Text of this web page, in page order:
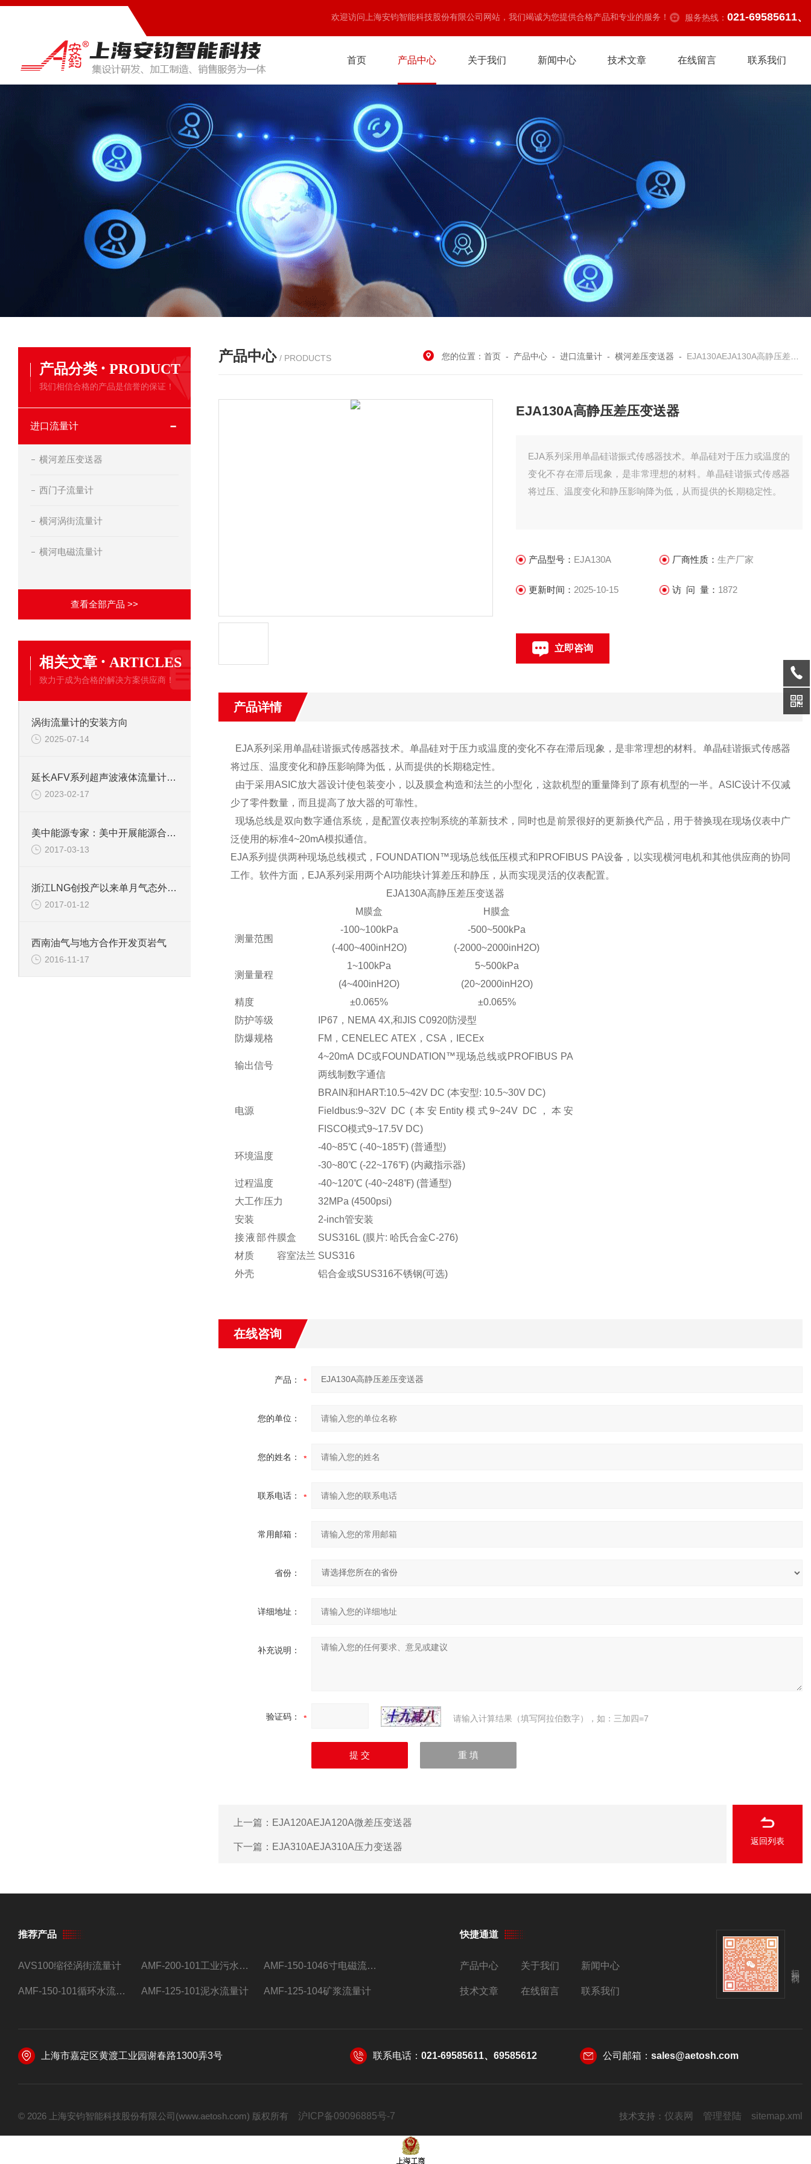
欢迎访问上海安钧智能科技股份有限公司网站，我们竭诚为您提供合格产品和专业的服务！ 服务热线： 021-69585611、
首页 产品中心 关于我们 新闻中心 技术文章 在线留言 联系我们
产品分类 · PRODUCT
我们相信合格的产品是信誉的保证！
进口流量计
横河差压变送器
西门子流量计
横河涡街流量计
横河电磁流量计
查看全部产品 >>
相关文章 · ARTICLES
致力于成为合格的解决方案供应商！
涡街流量计的安装方向
2025-07-14
延长AFV系列超声波液体流量计的使用寿命的方法
2023-02-17
美中能源专家：美中开展能源合作潜力巨大符合世界期待
2017-03-13
浙江LNG创投产以来单月气态外输新高
2017-01-12
西南油气与地方合作开发页岩气
2016-11-17
产品中心 / PRODUCTS 您的位置：首页 - 产品中心 -进口流量计 -横河差压变送器 - EJA130AEJA130A高静压差压变送器
EJA130A高静压差压变送器
EJA系列采用单晶硅谐振式传感器技术。单晶硅对于压力或温度的
变化不存在滞后现象，是非常理想的材料。单晶硅谐振式传感器
将过压、温度变化和静压影响降为低，从而提供的长期稳定性。
产品型号： EJA130A 厂商性质： 生产厂家
更新时间： 2025-10-15 访 问 量： 1872
立即咨询
产品详情
EJA系列采用单晶硅谐振式传感器技术。单晶硅对于压力或温度的变化不存在滞后现象，是非常理想的材料。单晶硅谐振式传感器
将过压、温度变化和静压影响降为低，从而提供的长期稳定性。
由于采用ASIC放大器设计使包装变小，以及膜盒构造和法兰的小型化，这款机型的重量降到了原有机型的一半。ASIC设计不仅减
少了零件数量，而且提高了放大器的可靠性。
现场总线是双向数字通信系统，是配置仪表控制系统的革新技术，同时也是前景很好的更新换代产品，用于替换现在现场仪表中广
泛使用的标准4~20mA模拟通信。
EJA系列提供两种现场总线模式，FOUNDATION™现场总线低压模式和PROFIBUS PA设备，以实现横河电机和其他供应商的协同
工作。软件方面，EJA系列采用两个AI功能块计算差压和静压，从而实现灵活的仪表配置。
EJA130A高静压差压变送器
M膜盒
H膜盒
测量范围
-100~100kPa
(-400~400inH2O)
-500~500kPa
(-2000~2000inH2O)
测量量程
1~100kPa
(4~400inH2O)
5~500kPa
(20~2000inH2O)
精度
±0.065%
±0.065%
防护等级
IP67，NEMA 4X,和JIS C0920防浸型
防爆规格
FM，CENELEC ATEX，CSA，IECEx
输出信号
4~20mA DC或FOUNDATION™现场总线或PROFIBUS PA
两线制数字通信
电源
BRAIN和HART:10.5~42V DC (本安型: 10.5~30V DC)
Fieldbus:9~32V DC (本安Entity模式9~24V DC，本安
FISCO模式9~17.5V DC)
环境温度
-40~85℃ (-40~185℉) (普通型)
-30~80℃ (-22~176℉) (内藏指示器)
过程温度
-40~120℃ (-40~248℉) (普通型)
大工作压力
32MPa (4500psi)
安装
2-inch管安装
接液部件
材质
膜盒
SUS316L (膜片: 哈氏合金C-276)
容室法兰 SUS316
外壳
铝合金或SUS316不锈钢(可选)
在线咨询
产品：
您的单位：
您的姓名：
联系电话：
常用邮箱：
省份：
详细地址：
补充说明：
验证码： 请输入计算结果（填写阿拉伯数字），如：三加四=7
上一篇： EJA120AEJA120A微差压变送器
下一篇： EJA310AEJA310A压力变送器
返回列表
推荐产品
AVS100缩径涡街流量计 AMF-200-101工业污水流量计 AMF-150-1046寸电磁流量计
AMF-150-101循环水流量计,电磁流量计 AMF-125-101泥水流量计 AMF-125-104矿浆流量计
快捷通道
产品中心 关于我们 新闻中心
技术文章 在线留言 联系我们
上海市嘉定区黄渡工业园谢春路1300弄3号 联系电话： 021-69585611、69585612 公司邮箱： sales@aetosh.com
© 2026 上海安钧智能科技股份有限公司(www.aetosh.com) 版权所有 沪ICP备09096885号-7 技术支持： 仪表网 管理登陆 sitemap.xml